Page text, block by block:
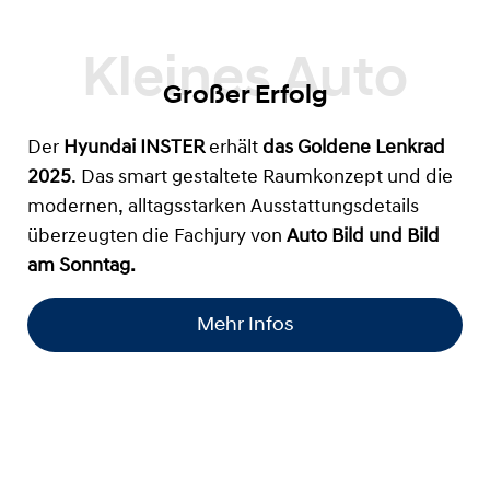
Großer Erfolg
Der Hyundai INSTERerhält das Goldene Lenkrad
2025. Das smart gestaltete Raumkonzept und die
modernen, alltagsstarken Ausstattungsdetails
überzeugten die Fachjury von Auto Bild und Bild
am Sonntag.
Mehr Infos